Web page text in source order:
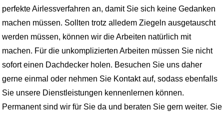
perfekte Airlessverfahren an, damit Sie sich keine Gedanken
machen müssen. Sollten trotz alledem Ziegeln ausgetauscht
werden müssen, können wir die Arbeiten natürlich mit
machen. Für die unkomplizierten Arbeiten müssen Sie nicht
sofort einen Dachdecker holen. Besuchen Sie uns daher
gerne einmal oder nehmen Sie Kontakt auf, sodass ebenfalls
Sie unsere Dienstleistungen kennenlernen können.
Permanent sind wir für Sie da und beraten Sie gern weiter. Sie